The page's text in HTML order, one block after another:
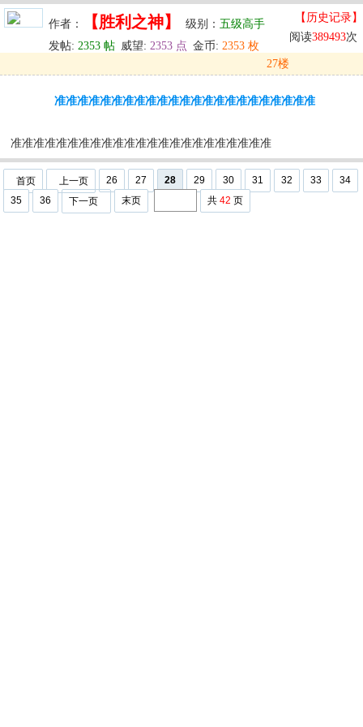
作者： 【胜利之神】 级别： 五级高手
发帖: 2353 帖 威望: 2353 点 金币: 2353 枚
【历史记录】
阅读389493次
27楼
编辑 u
准准准准准准准准准准准准准准准准准准准准准准准
准准准准准准准准准准准准准准准准准准准准准准准
首页 上一页 26 27 28 29 30 31 32 33
34
35
36 下一页 末页 共 42 页